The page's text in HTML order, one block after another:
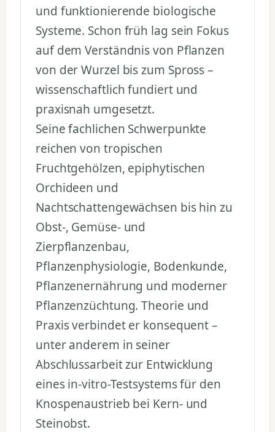
und funktionierende biologische
Systeme. Schon früh lag sein Fokus
auf dem Verständnis von Pflanzen
von der Wurzel bis zum Spross –
wissenschaftlich fundiert und
praxisnah umgesetzt.
Seine fachlichen Schwerpunkte
reichen von tropischen
Fruchtgehölzen, epiphytischen
Orchideen und
Nachtschattengewächsen bis hin zu
Obst-, Gemüse- und
Zierpflanzenbau,
Pflanzenphysiologie, Bodenkunde,
Pflanzenernährung und moderner
Pflanzenzüchtung. Theorie und
Praxis verbindet er konsequent –
unter anderem in seiner
Abschlussarbeit zur Entwicklung
eines in-vitro-Testsystems für den
Knospenaustrieb bei Kern- und
Steinobst.